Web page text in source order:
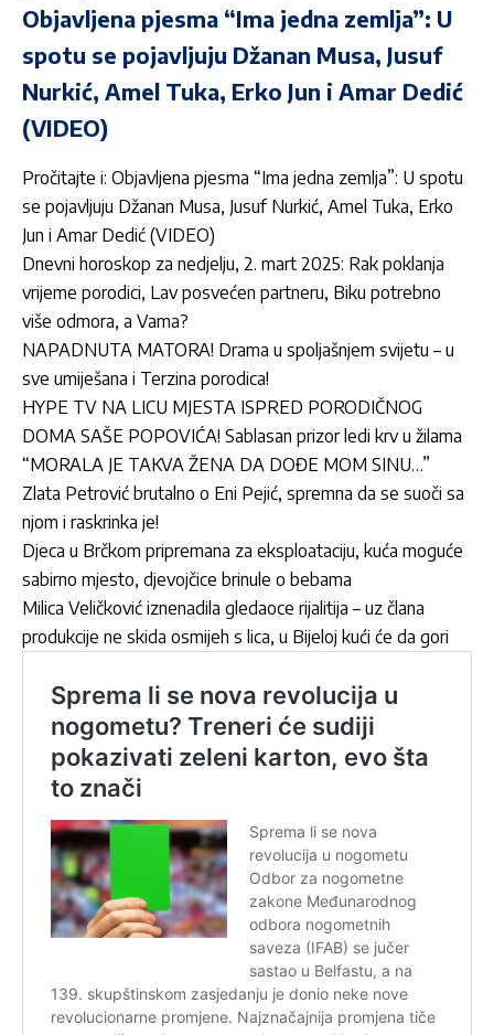
Objavljena pjesma “Ima jedna zemlja”: U
spotu se pojavljuju Džanan Musa, Jusuf
Nurkić, Amel Tuka, Erko Jun i Amar Dedić
(VIDEO)
Pročitajte i: Objavljena pjesma “Ima jedna zemlja”: U spotu
se pojavljuju Džanan Musa, Jusuf Nurkić, Amel Tuka, Erko
Jun i Amar Dedić (VIDEO)
Dnevni horoskop za nedjelju, 2. mart 2025: Rak poklanja
vrijeme porodici, Lav posvećen partneru, Biku potrebno
više odmora, a Vama?
NAPADNUTA MATORA! Drama u spoljašnjem svijetu – u
sve umiješana i Terzina porodica!
HYPE TV NA LICU MJESTA ISPRED PORODIČNOG
DOMA SAŠE POPOVIĆA! Sablasan prizor ledi krv u žilama
“MORALA JE TAKVA ŽENA DA DOĐE MOM SINU…”
Zlata Petrović brutalno o Eni Pejić, spremna da se suoči sa
njom i raskrinka je!
Djeca u Brčkom pripremana za eksploataciju, kuća moguće
sabirno mjesto, djevojčice brinule o bebama
Milica Veličković iznenadila gledaoce rijalitija – uz člana
produkcije ne skida osmijeh s lica, u Bijeloj kući će da gori